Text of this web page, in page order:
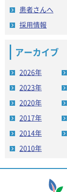
患者さんへ
採用情報
アーカイブ
2026年
2023年
2020年
2017年
2014年
2010年